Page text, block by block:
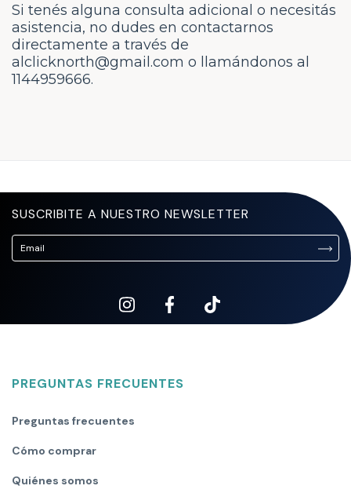
Si tenés alguna consulta adicional o necesitás
asistencia, no dudes en contactarnos
directamente a través de
alclicknorth@gmail.com o llamándonos al
1144959666.
SUSCRIBITE A NUESTRO NEWSLETTER
PREGUNTAS FRECUENTES
Preguntas frecuentes
Cómo comprar
Quiénes somos